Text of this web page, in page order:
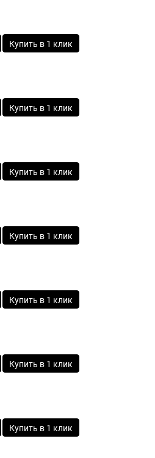
Купить в 1 клик
Купить в 1 клик
Купить в 1 клик
Купить в 1 клик
Купить в 1 клик
Купить в 1 клик
Купить в 1 клик